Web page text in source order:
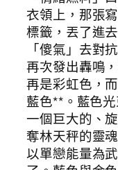
衣領上，那張
標籤，丟了進
「傻氣」去對
再次發出轟鳴
再是彩虹色，
藍色**。藍色
一個巨大的、
奪林天秤的靈
以單戀能量為